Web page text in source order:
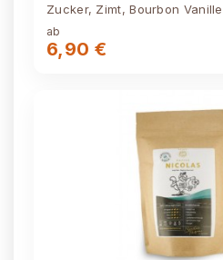
Zucker, Zimt, Bourbon Vanille Kann Spuren von
Schalenfrüchten, Erdnüssen,...
ab
6,90 €